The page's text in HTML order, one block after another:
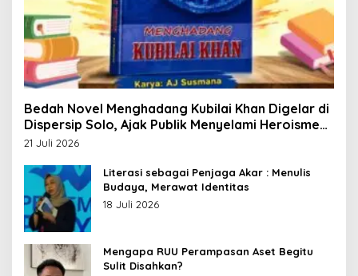
Bedah Novel Menghadang Kubilai Khan Digelar di
Dispersip Solo, Ajak Publik Menyelami Heroisme
Leluhur Nusantara
21 Juli 2026
Literasi sebagai Penjaga Akar : Menulis
Budaya, Merawat Identitas
18 Juli 2026
Mengapa RUU Perampasan Aset Begitu
Sulit Disahkan?